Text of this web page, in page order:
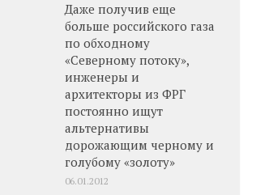
Даже получив еще
больше российского газа
по обходному
«Северному потоку»,
инженеры и
архитекторы из ФРГ
постоянно ищут
альтернативы
дорожающим черному и
голубому «золоту»
06.01.2012